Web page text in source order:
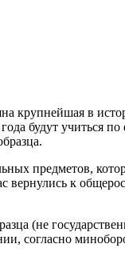
крупнейшая в
будут учиться по
предметов,
вернулись к
(не
согласно